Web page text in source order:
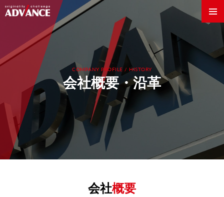
COMPANY PROFILE / HISTORY
会社概要・沿革
会社概要